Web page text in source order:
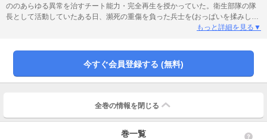
ののあらゆる異常を治すチート能力・完全再生を授かっていた。衛生部隊の隊
長として活動していたある日、瀕死の重傷を負った兵士を(おっぱいを揉みしだ
くことで)治療するが、その兵士はまさかの敵国の第七皇女・ローズマリーだっ
もっと詳細を見る▼
今すぐ会員登録する (無料)
全巻の情報を 閉じる
巻一覧